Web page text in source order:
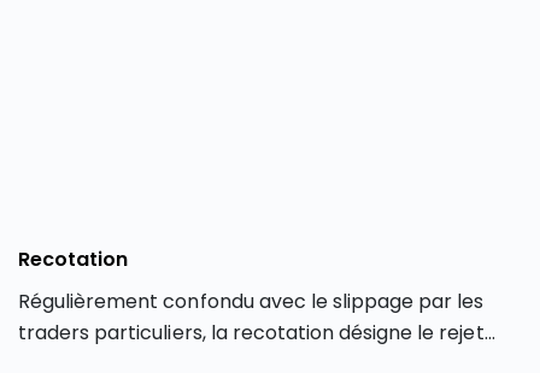
Recotation
Régulièrement confondu avec le slippage par les
traders particuliers, la recotation désigne le rejet